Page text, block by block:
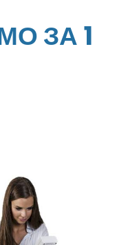
ЗА 1